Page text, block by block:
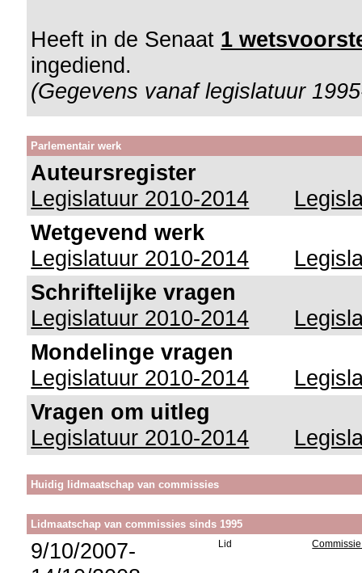
Heeft in de Senaat 1
ingediend.
(Gegevens vanaf legislatuur
Parlementair werk
Auteursregister
Legislatuur 2010-2014
Wetgevend werk
Legislatuur 2010-2014
Schriftelijke vragen
Legislatuur 2010-2014
Mondelinge vragen
Legislatuur 2010-2014
Vragen om uitleg
Legislatuur 2010-2014
Huidig lidmaatschap van commissies
Lidmaatschap van commissies sinds 1995
9/10/2007-
Lid